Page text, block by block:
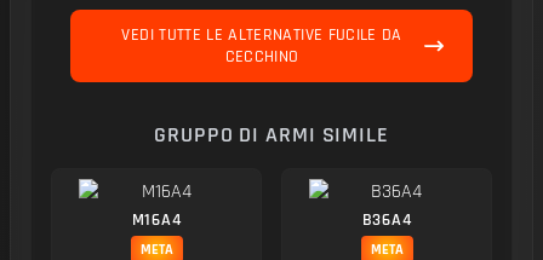
VEDI TUTTE LE ALTERNATIVE FUCILE DA
CECCHINO
GRUPPO DI ARMI SIMILE
M16A4
META
B36A4
META